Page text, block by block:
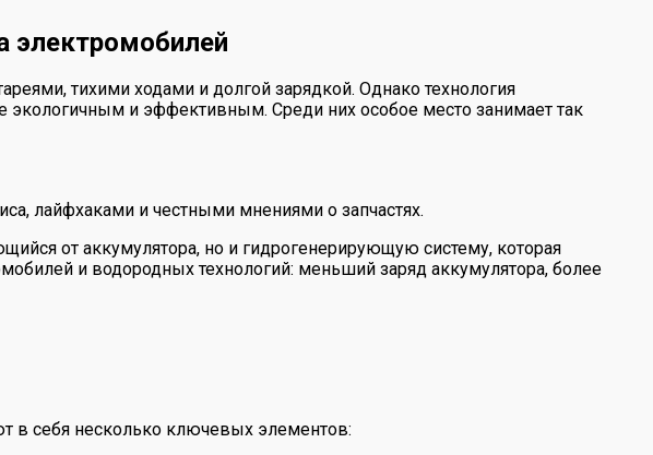
электромобилей
тихими ходами и долгой зарядкой. Однако технология
экологичным и эффективным. Среди них особое место занимает так
лайфхаками и честными мнениями о запчастях.
от аккумулятора, но и гидрогенерирующую систему, которая
и водородных технологий: меньший заряд аккумулятора, более
в себя несколько ключевых элементов: